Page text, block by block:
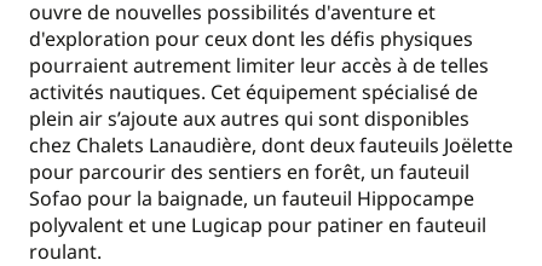
ouvre de nouvelles possibilités d'aventure et
d'exploration pour ceux dont les défis physiques
pourraient autrement limiter leur accès à de telles
activités nautiques. Cet équipement spécialisé de
plein air s’ajoute aux autres qui sont disponibles
chez Chalets Lanaudière, dont deux fauteuils Joëlette
pour parcourir des sentiers en forêt, un fauteuil
Sofao pour la baignade, un fauteuil Hippocampe
polyvalent et une Lugicap pour patiner en fauteuil
roulant.